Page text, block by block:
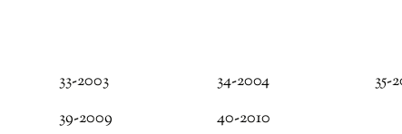
33-2003 34-2004 35-
39-2009 40-2010